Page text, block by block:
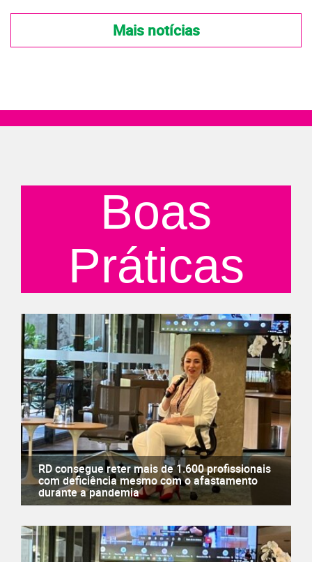
Mais notícias
Boas
Práticas
RD consegue reter mais de 1.600 profissionais
com deficiência mesmo com o afastamento
durante a pandemia